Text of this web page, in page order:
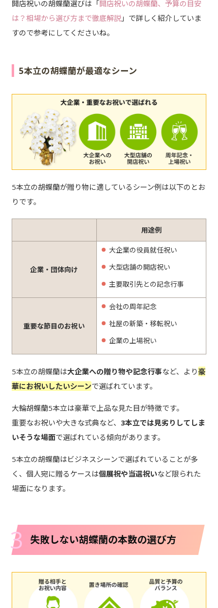
開店祝いの胡蝶蘭選びは「開店祝いの胡蝶蘭、予算の目安
は？相場から選び方まで徹底解説」で詳しく紹介していま
すので参考にしてくださいね。
5本立の胡蝶蘭が最適なシーン
5本立の胡蝶蘭が贈り物に適しているシーン例は以下のとお
りです。
用途例
企業・団体向け
大企業の役員就任祝い
大型店舗の開店祝い
主要取引先との記念行事
重要な節目のお祝い
会社の周年記念
社屋の新築・移転祝い
企業の上場祝い
5本立の胡蝶蘭は大企業への贈り物や記念行事など、より 豪
華にお祝いしたいシーンで選ばれています。
大輪胡蝶蘭5本立は豪華で上品な見た目が特徴です。
重要なお祝いや大きな式典など、 3本立では見劣りしてしま
いそうな場面で選ばれている傾向があります。
5本立の胡蝶蘭はビジネスシーンで選ばれていることが多
く、個人宛に贈るケースは個展祝や当選祝いなど限られた
場面になります。
3 失敗しない胡蝶蘭の本数の選び方